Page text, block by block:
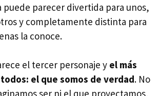
puede parecer divertida para unos,
y completamente distinta para
la conoce.
el tercer personaje y el más
el que somos de verdad. No
ser ni el que proyectamos,